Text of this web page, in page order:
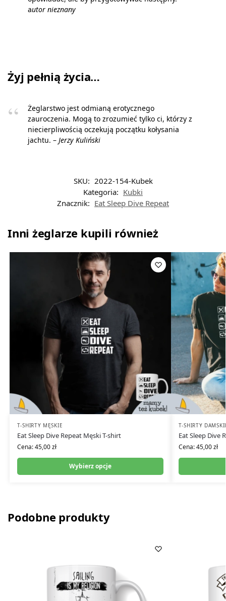
autor nieznany
Żyj pełnią życia…
Żeglarstwo jest odmianą erotycznego
zauroczenia. Mogą to zrozumieć tylko ci, którzy z
niecierpliwością oczekują początku kołysania
jachtu. – Jerzy Kuliński
SKU: 2022-154-Kubek
Kategoria: Kubki
Znacznik: Eat Sleep Dive Repeat
Inni żeglarze kupili również
T-SHIRTY MĘSKIE
Eat Sleep Dive Repeat Męski T-shirt
Cena:45,00zł
Wybierz opcje
T-SHIRTY
Eat Sleep Dive
Cena:45,00zł
Podobne produkty